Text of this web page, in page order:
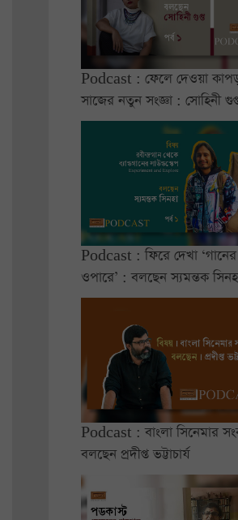
Podcast : ফেলে দেওয়া
সাজের নতুন সংজ্ঞা : সোহিনী
Podcast : ফিরে দেখা ‘গানের
ওপারে’ : বলছেন স্যমন্তক
Podcast : বাংলা সিনেমার
বলছেন প্রদীপ্ত ভট্টাচার্য